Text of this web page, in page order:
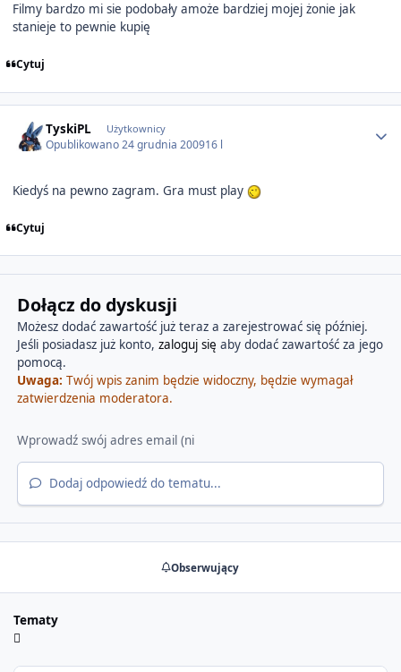
Filmy bardzo mi sie podobały amoże bardziej mojej żonie jak
stanieje to pewnie kupię
Cytuj
TyskiPL Użytkownicy
Opublikowano24 grudnia 200916 l
Kiedyś na pewno zagram. Gra must play
Cytuj
Dołącz do dyskusji
Możesz dodać zawartość już teraz a zarejestrować się później.
Jeśli posiadasz już konto, zaloguj się aby dodać zawartość za jego
pomocą.
Uwaga: Twój wpis zanim będzie widoczny, będzie wymagał
zatwierdzenia moderatora.
Dodaj odpowiedź do tematu...
Obserwujący
Tematy